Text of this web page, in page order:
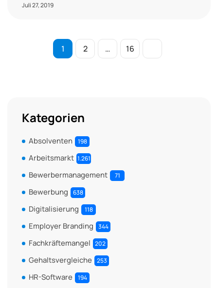
Juli 27, 2019
1 2 … 16
Kategorien
Absolventen 198
Arbeitsmarkt 1.261
Bewerbermanagement 71
Bewerbung 638
Digitalisierung 118
Employer Branding 344
Fachkräftemangel 202
Gehaltsvergleiche 253
HR-Software 194